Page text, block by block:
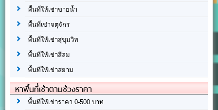
พื้นที่ให้เช่าขายน้ำ
พื้นที่เช่าจตุจักร
พื้นที่ให้เช่าสุขุมวิท
พื้นที่ให้เช่าสีลม
พื้นที่ให้เช่าสยาม
หาพื้นที่เช่าตามช่วงราคา
พื้นที่ให้เช่าราคา 0-500 บาท